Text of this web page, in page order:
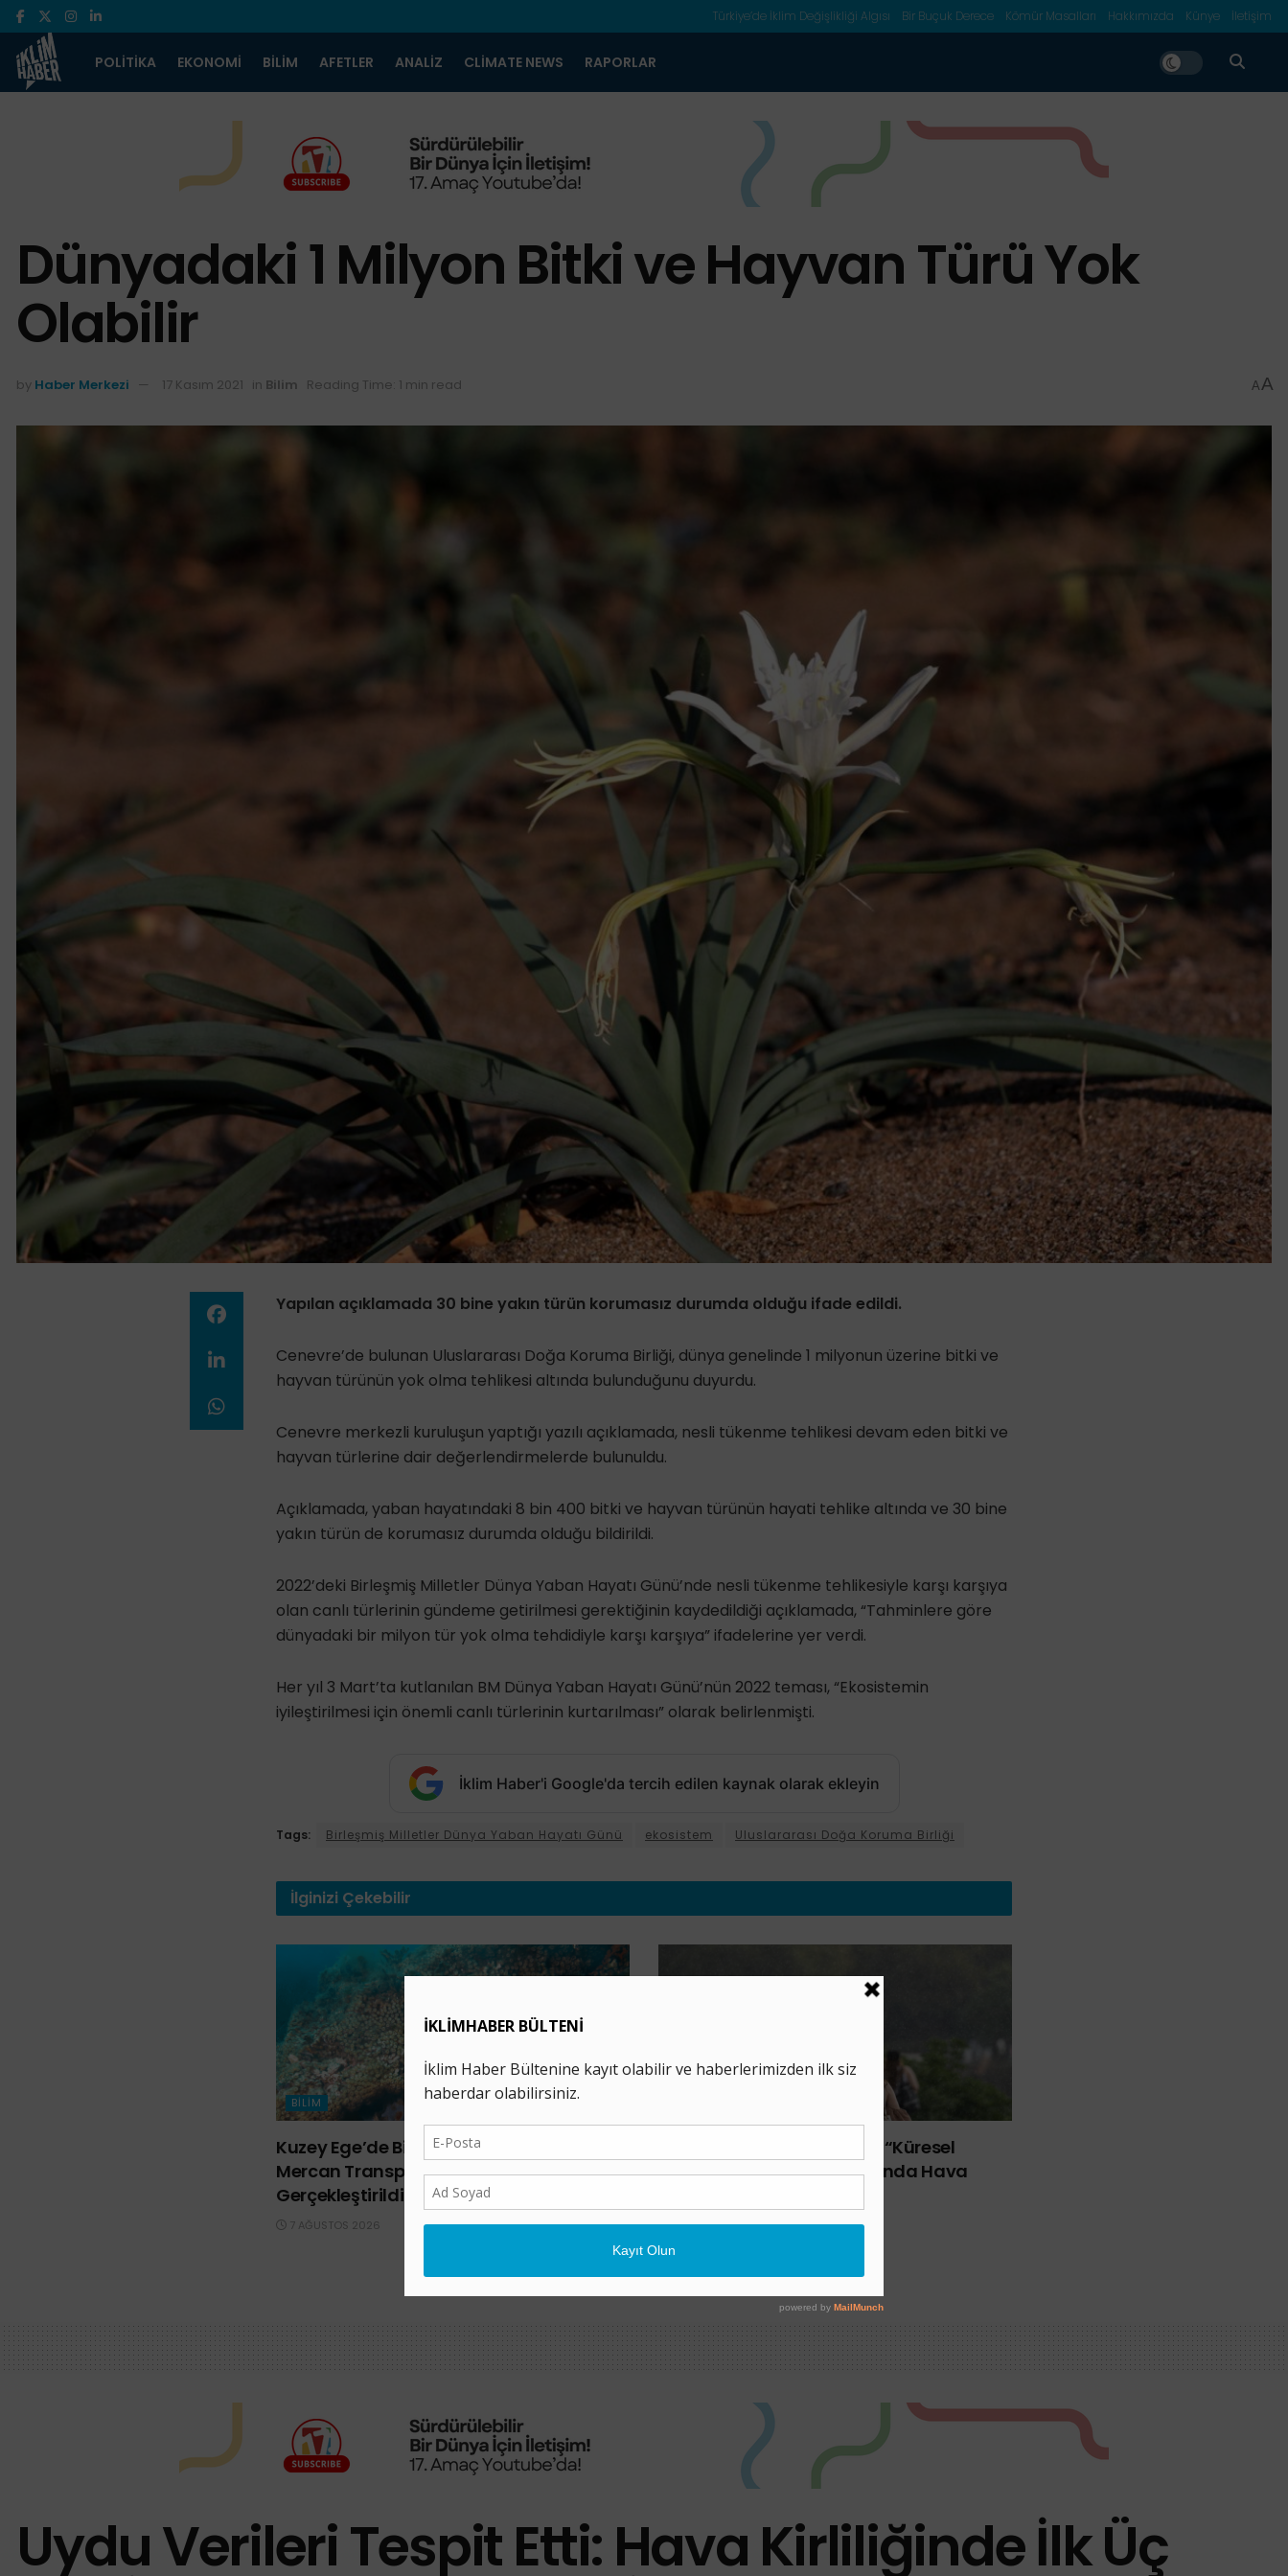
Türkiye’de İklim Değişlikliği Algısı Bir Buçuk Derece Kömür Masalları Hakkımızda Künye İletişim
POLITIKA EKONOMI BILIM AFETLER ANALIZ CLIMATE NEWS RAPORLAR
Dünyadaki 1 Milyon Bitki ve Hayvan Türü Yok
Olabilir
by Haber Merkezi 17 Kasım 2021 in Bilim Reading Time: 1 min read AA
Yapılan açıklamada 30 bine yakın türün korumasız durumda olduğu ifade edildi.
Cenevre’de bulunan Uluslararası Doğa Koruma Birliği, dünya genelinde 1 milyonun üzerine bitki ve
hayvan türünün yok olma tehlikesi altında bulunduğunu duyurdu.
Cenevre merkezli kuruluşun yaptığı yazılı açıklamada, nesli tükenme tehlikesi devam eden bitki ve
hayvan türlerine dair değerlendirmelerde bulunuldu.
Açıklamada, yaban hayatındaki 8 bin 400 bitki ve hayvan türünün hayati tehlike altında ve 30 bine
yakın türün de korumasız durumda olduğu bildirildi.
2022’deki Birleşmiş Milletler Dünya Yaban Hayatı Günü’nde nesli tükenme tehlikesiyle karşı karşıya
olan canlı türlerinin gündeme getirilmesi gerektiğinin kaydedildiği açıklamada, “Tahminlere göre
dünyadaki bir milyon tür yok olma tehdidiyle karşı karşıya” ifadelerine yer verdi.
Her yıl 3 Mart’ta kutlanılan BM Dünya Yaban Hayatı Günü’nün 2022 teması, “Ekosistemin
iyileştirilmesi için önemli canlı türlerinin kurtarılması” olarak belirlenmişti.
İklim Haber'i Google'da tercih edilen kaynak olarak ekleyin
Tags: Birleşmiş Milletler Dünya Yaban Hayatı Günü ekosistem Uluslararası Doğa Koruma Birliği
İlginizi Çekebilir
BILIM
Kuzey Ege’de Bir İlk: Bozcaada’da Sert
Mercan Transplantasyonu
Gerçekleştirildi
7 AĞUSTOS 2026
İklim İnkârcılığı Sözlüğü-6: “Küresel
Isınma Varsa Temmuz Ayında Hava
7 AĞUSTOS 2026
Uydu Verileri Tespit Etti: Hava Kirliliğinde İlk Üç